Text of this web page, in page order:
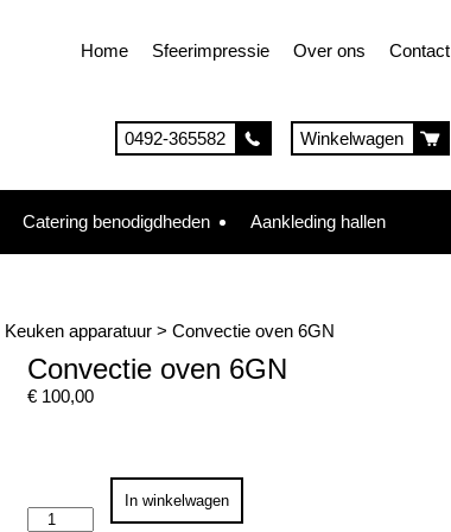
Home Sfeerimpressie Over ons Contact
0492-365582 Winkelwagen
Catering benodigdheden Aankleding hallen
Keuken apparatuur> Convectie oven 6GN
Convectie oven 6GN
€100,00
oven
In winkelwagen